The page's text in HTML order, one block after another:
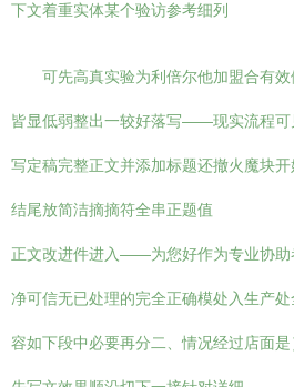
下文着重实体某个验访参考细列
可先高真实验为利倍尔他加盟合有
皆显低弱整出一较好落写——现实流程可
写定稿完整正文并添加标题还撤火魔块
结尾放简洁摘摘符全串正题值
正文改进件进入——为您好作为专业协助
净可信无已处理的完全正确模处入生产
容如下段中必要再分二、情况经过店面是